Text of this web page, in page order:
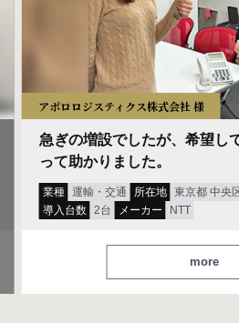
アポロロジスティクス株式会社 様
急ぎの増設でしたが、希望し
って助かりました。
業種 運輸・交通 所在地 東京都 中央
導入台数
2台 メーカー NTT
more